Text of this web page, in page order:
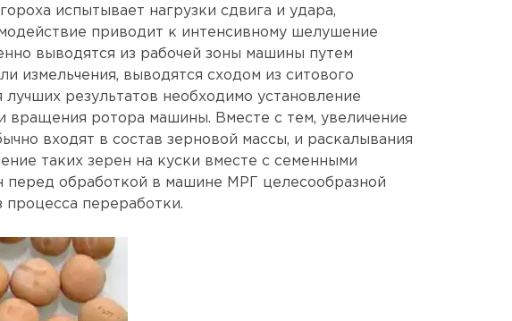
испытывает нагрузки сдвига и удара,
приводит к интенсивному шелушение
выводятся из рабочей зоны машины путем
измельчения, выводятся сходом из ситового
результатов необходимо установление
вращения ротора машины. Вместе с тем, увеличение
входят в состав зерновой массы, и раскалывания
таких зерен на куски вместе с семенными
перед обработкой в ​​машине МРГ целесообразной
переработки.